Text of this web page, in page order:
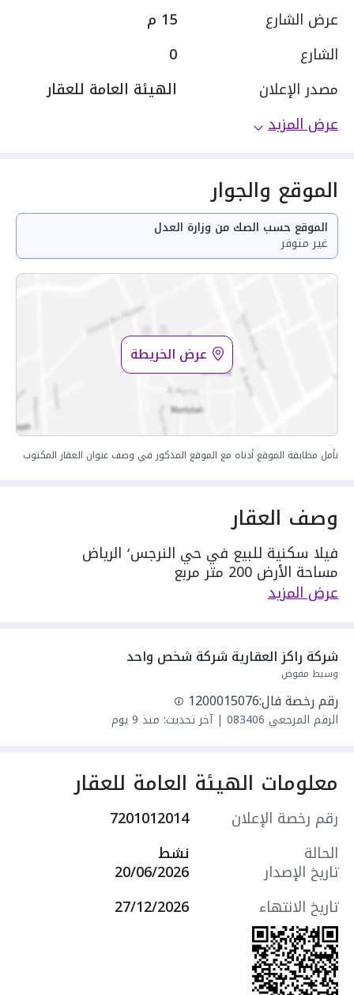
عرض الشارع
15 م
الشارع
0
مصدر الإعلان
الهيئة العامة للعقار
عرض المزيد
الموقع والجوار
الموقع حسب الصك من وزارة العدل
غير متوفر
عرض الخريطة
نأمل مطابقة الموقع أدناه مع الموقع المذكور في وصف عنوان العقار المكتوب
وصف العقار
فيلا سكنية للبيع في حي النرجس٬ الرياض
مساحة الأرض 200 متر مربع
يحدها 1 شارع: جنوبية٬ بعرض 15 م
مكونة من: 5 غرف
سنة البناء: 2026
سعرها 3390000 ر.س
عرض المزيد
شركة راكز العقارية شركة شخص واحد
وسيط مفوض
رقم رخصة فال:1200015076
الرقم المرجعي 083406
|آخر تحديث: منذ 9 يوم
معلومات الهيئة العامة للعقار
رقم رخصة الإعلان
7201012014
الحالة
نشط
تاريخ الإصدار
20/06/2026
تاريخ الانتهاء
27/12/2026